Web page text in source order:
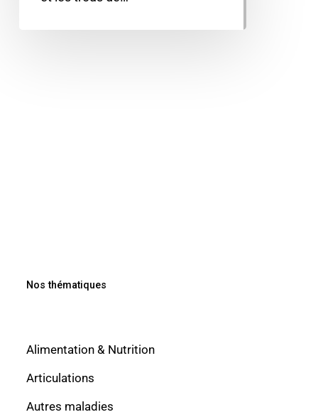
Nos thématiques
Alimentation & Nutrition
Articulations
Autres maladies